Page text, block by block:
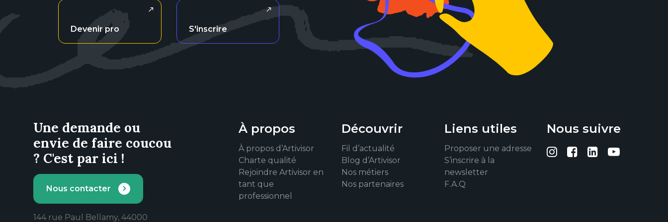
Devenir pro S'inscrire
Une demande ou
envie de faire coucou
? C'est par ici !
Nous contacter
144 rue Paul Bellamy, 44000
À propos
À propos d’Artivisor
Charte qualité
Rejoindre Artivisor en
tant que
professionnel
Découvrir
Fil d’actualité
Blog d’Artivisor
Nos métiers
Nos partenaires
Liens utiles
Proposer une adresse
S’inscrire à la
newsletter
F.A.Q
Nous suivre
Suivez-nous sur
Suivez-nous
Suivez-Suivez-